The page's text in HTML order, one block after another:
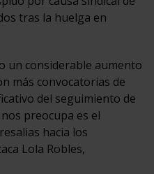
tras la huelga en
un considerable aumento
más convocatorias de
del seguimiento de
preocupa es el
hacia los
Lola Robles,